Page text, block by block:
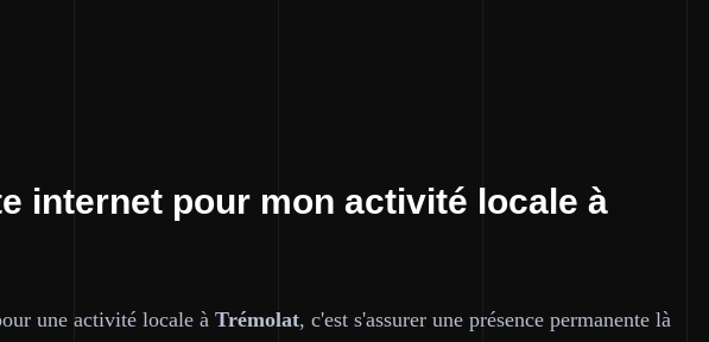
internet pour mon activité locale à
une activité locale à Trémolat, c'est s'assurer une présence permanente là